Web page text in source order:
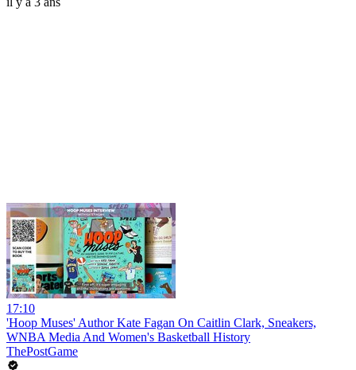
17:10
'Hoop Muses' Author Kate Fagan On Caitlin Clark, Sneakers,
WNBA Media And Women's Basketball History
ThePostGame